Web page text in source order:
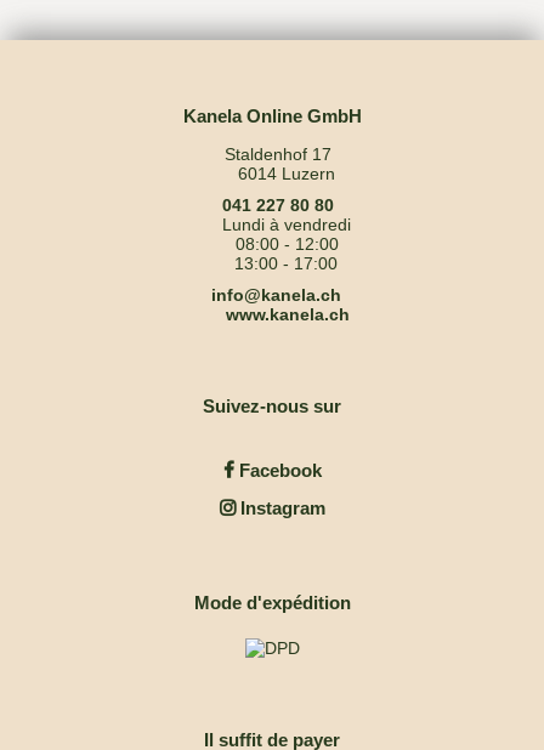
Kanela Online GmbH
Staldenhof 17
6014 Luzern
041 227 80 80
Lundi à vendredi
08:00 - 12:00
13:00 - 17:00
info@kanela.ch
www.kanela.ch
Suivez-nous sur
Facebook
Instagram
Mode d'expédition
Il suffit de payer